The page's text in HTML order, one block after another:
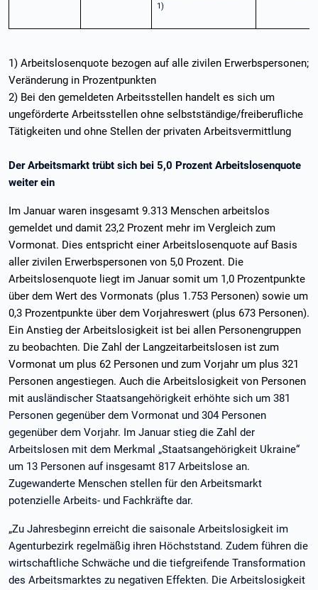
1)
1) Arbeitslosenquote bezogen auf alle zivilen Erwerbspersonen;
Veränderung in Prozentpunkten
2) Bei den gemeldeten Arbeitsstellen handelt es sich um
ungeförderte Arbeitsstellen ohne selbstständige/freiberufliche
Tätigkeiten und ohne Stellen der privaten Arbeitsvermittlung
Der Arbeitsmarkt trübt sich bei 5,0 Prozent Arbeitslosenquote
weiter ein
Im Januar waren insgesamt 9.313 Menschen arbeitslos
gemeldet und damit 23,2 Prozent mehr im Vergleich zum
Vormonat. Dies entspricht einer Arbeitslosenquote auf Basis
aller zivilen Erwerbspersonen von 5,0 Prozent. Die
Arbeitslosenquote liegt im Januar somit um 1,0 Prozentpunkte
über dem Wert des Vormonats (plus 1.753 Personen) sowie um
0,3 Prozentpunkte über dem Vorjahreswert (plus 673 Personen).
Ein Anstieg der Arbeitslosigkeit ist bei allen Personengruppen
zu beobachten. Die Zahl der Langzeitarbeitslosen ist zum
Vormonat um plus 62 Personen und zum Vorjahr um plus 321
Personen angestiegen. Auch die Arbeitslosigkeit von Personen
mit ausländischer Staatsangehörigkeit erhöhte sich um 381
Personen gegenüber dem Vormonat und 304 Personen
gegenüber dem Vorjahr. Im Januar stieg die Zahl der
Arbeitslosen mit dem Merkmal „Staatsangehörigkeit Ukraine“
um 13 Personen auf insgesamt 817 Arbeitslose an.
Zugewanderte Menschen stellen für den Arbeitsmarkt
potenzielle Arbeits- und Fachkräfte dar.
„Zu Jahresbeginn erreicht die saisonale Arbeitslosigkeit im
Agenturbezirk regelmäßig ihren Höchststand. Zudem führen die
wirtschaftliche Schwäche und die tiefgreifende Transformation
des Arbeitsmarktes zu negativen Effekten. Die Arbeitslosigkeit